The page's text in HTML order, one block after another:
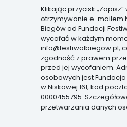
Klikając przycisk
otrzymywanie e-mailem
Biegów od Fundacji
wycofać w każdym
info@festiwalbiegow.pl,
zgodność z prawem
przed jej wycofaniem.
osobowych jest
w Niskowej 161, kod
0000455795.
przetwarzania danych